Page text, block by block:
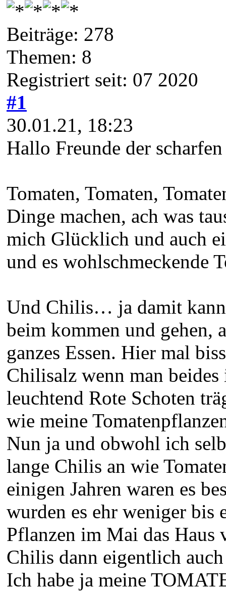
Beiträge: 278
Themen: 8
Registriert seit: 07 2020
#1
30.01.21, 18:23
Hallo Freunde der
Tomaten, Tomaten,
Dinge machen, ach was
mich Glücklich und auch
und es wohlschmeckende
Und Chilis… ja damit
beim kommen und gehen,
ganzes Essen. Hier mal
Chilisalz wenn man
leuchtend Rote Schoten
wie meine
Nun ja und obwohl ich
lange Chilis an wie
einigen Jahren waren es
wurden es ehr weniger bis
Pflanzen im Mai das Haus
Chilis dann eigentlich
Ich habe ja meine